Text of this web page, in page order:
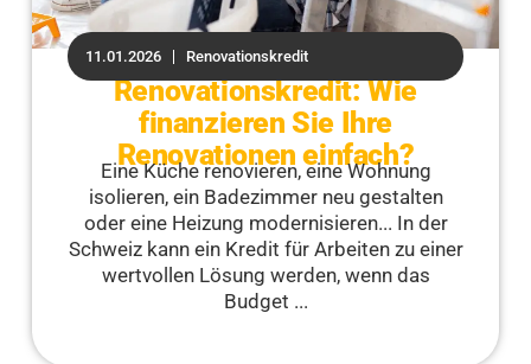
11.01.2026 Renovationskredit
Renovationskredit: Wie
finanzieren Sie Ihre
Renovationen einfach?
Eine Küche renovieren, eine Wohnung
isolieren, ein Badezimmer neu gestalten
oder eine Heizung modernisieren... In der
Schweiz kann ein Kredit für Arbeiten zu einer
wertvollen Lösung werden, wenn das
Budget ...